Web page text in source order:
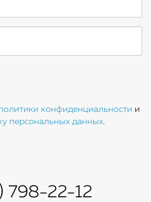
конфиденциальности и
персональных данных
798-22-12